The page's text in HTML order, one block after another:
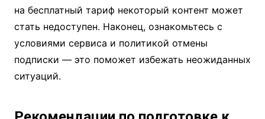
на бесплатный тариф некоторый контент может
стать недоступен. Наконец, ознакомьтесь с
условиями сервиса и политикой отмены
подписки — это поможет избежать неожиданных
ситуаций.